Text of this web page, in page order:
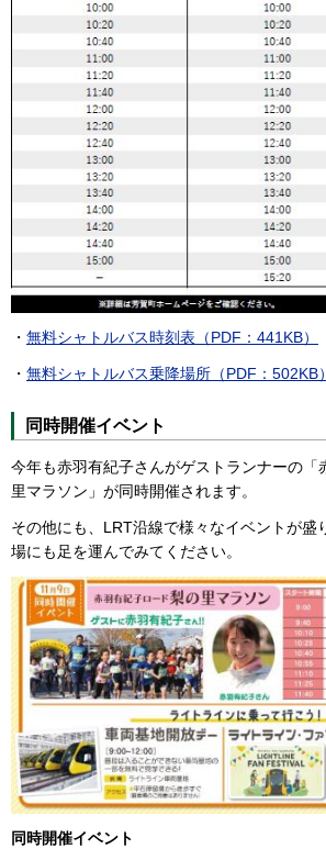
・ 無料シャトルバス時刻表（PDF：441KB）
・ 無料シャトルバス乗降場所（PDF：502KB）
同時開催イベント
今年も赤羽有紀子さんがゲストランナーの「
里マラソン」が同時開催されます。
その他にも、LRT沿線で様々なイベントが盛
場にも足を運んでみてください。
同時開催イベント